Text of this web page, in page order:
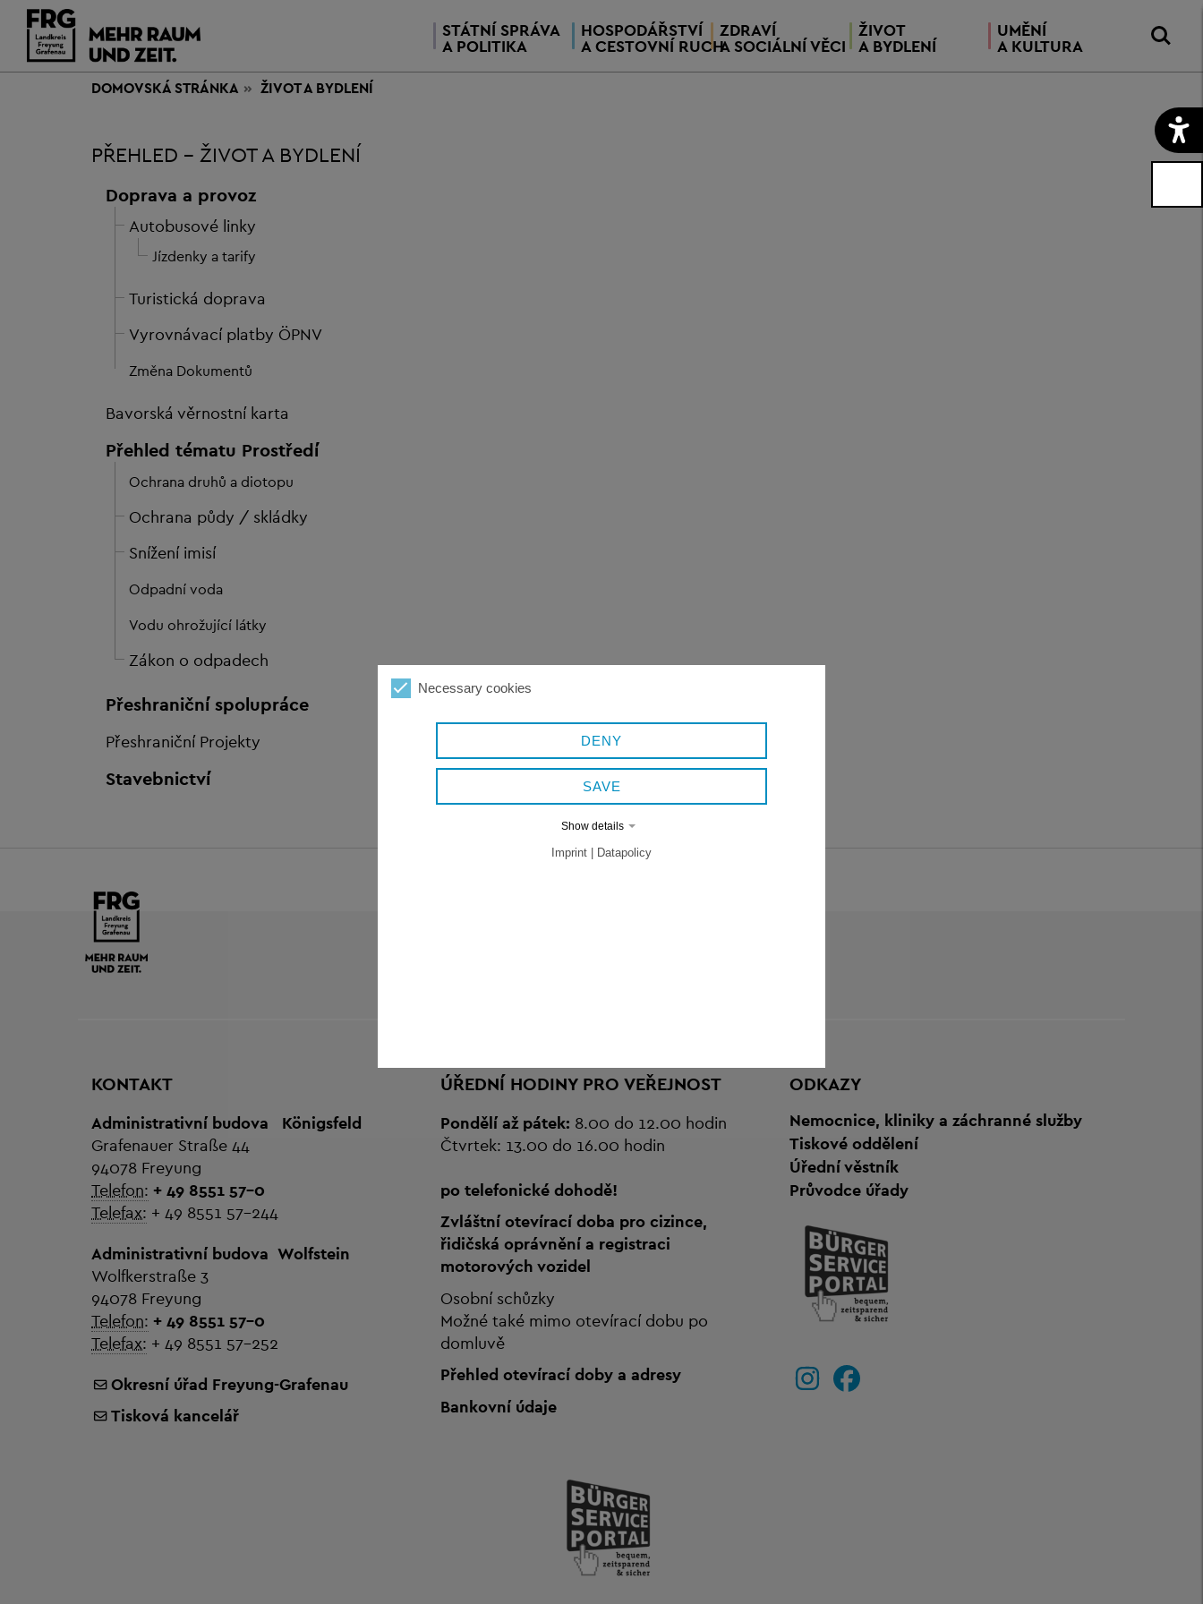
STÁTNÍ SPRÁVA
A POLITIKA
HOSPODÁŘSTVÍ
A CESTOVNÍ RUCH
ZDRAVÍ
A SOCIÁLNÍ VĚCI
ŽIVOT
A BYDLENÍ
UMĚNÍ
A KULTURA
DOMOVSKÁ STRÁNKA ŽIVOTA BYDLENÍ
PŘEHLED - ŽIVOT A BYDLENÍ
Doprava a provoz
Autobusové linky
Jízdenky a tarify
Turistická doprava
Vyrovnávací platby ÖPNV
Změna Dokumentů
Bavorská věrnostní karta
Přehled tématu Prostředí
Ochrana druhů a diotopu
Ochrana půdy / skládky
Snížení imisí
Odpadní voda
Vodu ohrožující látky
Zákon o odpadech
Přeshraniční spolupráce
Přeshraniční Projekty
Stavebnictví
KONTAKT
Administrativní budova
Königsfeld
Grafenauer Straße 44
94078 Freyung
Telefon: + 49 8551 57-0
Telefax: + 49 8551 57-244
Administrativní budova Wolfstein
Wolfkerstraße 3
94078 Freyung
Telefon: + 49 8551 57-0
Telefax: + 49 8551 57-252
Okresní úřad Freyung-Grafenau
Tisková kancelář
ÚŘEDNÍ HODINY PRO VEŘEJNOST
Pondělí až pátek: 8.00 do 12.00 hodin
Čtvrtek: 13.00 do 16.00 hodin
po telefonické dohodě!
Zvláštní otevírací doba pro cizince,
řidičská oprávnění a registraci
motorových vozidel
Osobní schůzky
Možné také mimo otevírací dobu po
domluvě
Přehled otevírací doby a adresy
Bankovní údaje
ODKAZY
Nemocnice, kliniky a záchranné služby
Tiskové oddělení
Úřední věstník
Průvodce úřady
Necessary cookies
DENY
SAVE
Show details
Imprint | Datapolicy